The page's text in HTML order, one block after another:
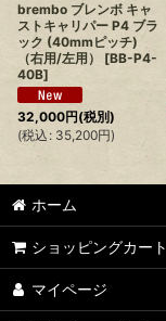
brembo ブレンボ キャ
ストキャリパー P4 ブラ
ック (40mmピッチ)
（右用/左用）
[BB-P4-
40B]
32,000円(税別)
(税込 : 35,200円)
ホーム
ショッピングカート
マイページ